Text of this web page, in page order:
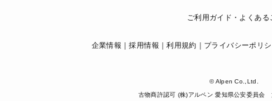
ご利用ガイド・よくある
企業情報 採用情報 利用規約 プライバシーポリ
© Alpen Co.,Ltd.
古物商許認可 (株)アルペン 愛知県公安委員